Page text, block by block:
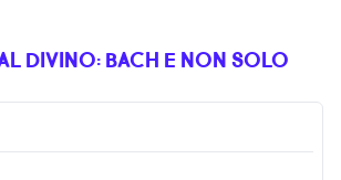
DIVINO: BACH E NON SOLO